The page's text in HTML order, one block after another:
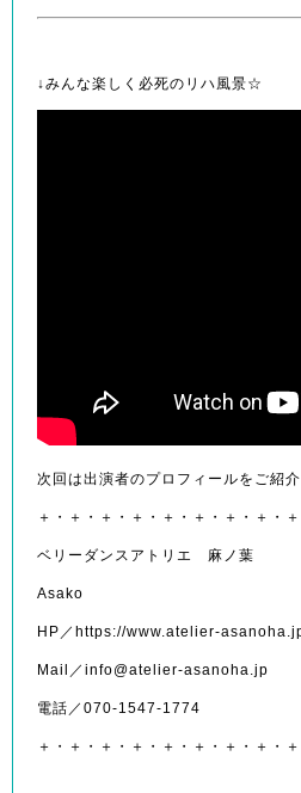
↓みんな楽しく必死のリハ風景☆
次回は出演者のプロフィールをご紹介
＋・＋・＋・＋・＋・＋・＋・＋・＋
ベリーダンスアトリエ 麻ノ葉
Asako
HP／https://www.atelier-
Mail／info@atelier-asanoha.jp
電話／070-1547-1774
＋・＋・＋・＋・＋・＋・＋・＋・＋